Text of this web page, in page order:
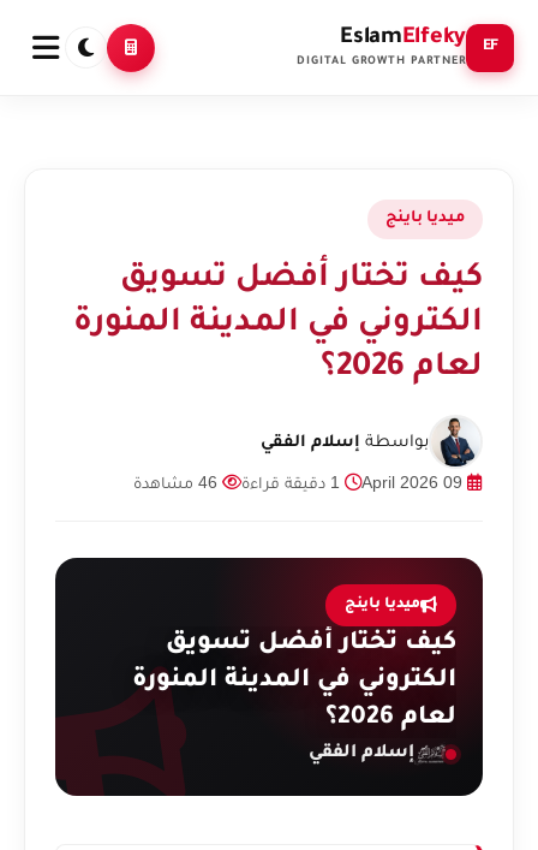
EF
EslamElfeky
DIGITAL GROWTH PARTNER
ميديا باينج
كيف تختار أفضل تسويق
الكتروني في المدينة المنورة
لعام 2026؟
بواسطة إسلام الفقي
ميديا باينج
كيف تختار أفضل تسويق
الكتروني في المدينة المنورة
لعام 2026؟
إسلام الفقي